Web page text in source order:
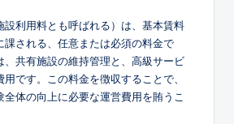
設利用料とも呼ばれる）は、基本賃料
課される、任意または必須の料金で
、共有施設の維持管理と、高級サービ
です。この料金を徴収することで、
全体の向上に必要な運営費用を賄うこ